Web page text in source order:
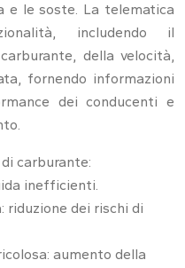
e le soste. La telematica
includendo il
della velocità,
fornendo informazioni
dei conducenti e
carburante:
inefficienti.
riduzione dei rischi di
aumento della